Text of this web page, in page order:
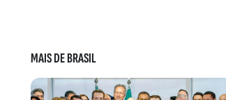
MAIS DE BRASIL